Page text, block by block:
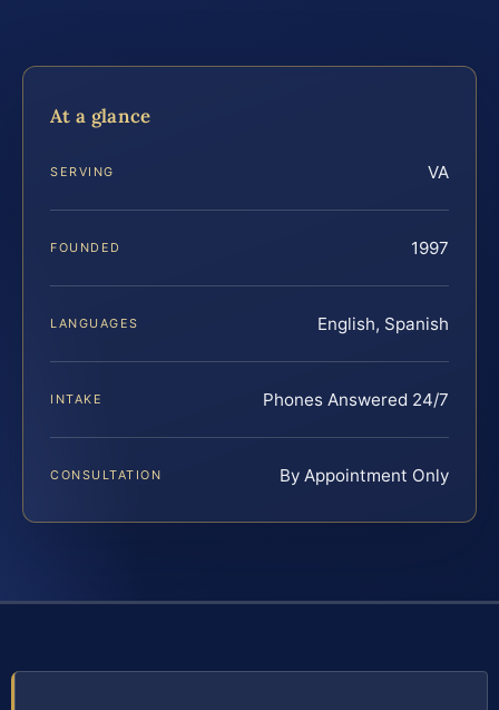
At a glance
SERVING VA
FOUNDED 1997
LANGUAGES English, Spanish
INTAKE Phones Answered 24/7
CONSULTATION By Appointment Only